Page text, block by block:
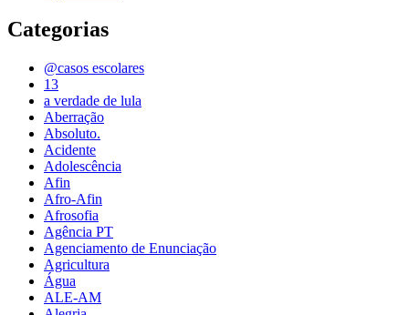
Categorias
@casos escolares
13
a verdade de lula
Aberração
Absoluto.
Acidente
Adolescência
Afin
Afro-Afin
Afrosofia
Agência PT
Agenciamento de Enunciação
Agricultura
Água
ALE-AM